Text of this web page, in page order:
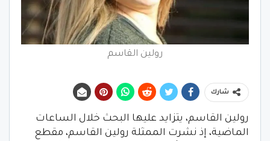
رولين القاسم
شارك
رولين القاسم، يتزايد عليها البحث خلال الساعات
الماضية، إذ نشرت الممثلة رولين القاسم، مقطع